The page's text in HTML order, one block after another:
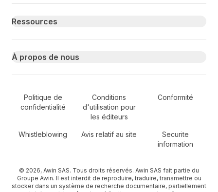
Ressources
À propos de nous
Secondary Footer Navigation
Politique de
confidentialité
Conditions
d'utilisation pour
les éditeurs
Conformité
Whistleblowing Avis relatif au site
Securite
information
© 2026, Awin SAS. Tous droits réservés. Awin SAS fait partie du
Groupe Awin. Il est interdit de reproduire, traduire, transmettre ou
stocker dans un système de recherche documentaire, partiellement